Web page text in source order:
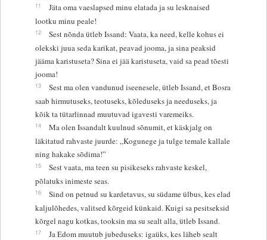
11
Jäta oma vaeslapsed minu elatada ja su lesknaised
lootku minu peale!
12
Sest nõnda ütleb Issand: Vaata, ka need, kelle kohus ei
olekski juua seda karikat, peavad jooma, ja sina peaksid
jääma karistuseta? Sina ei jää karistuseta, vaid sa pead tõesti
jooma!
13
Sest ma olen vandunud iseenesele, ütleb Issand, et Bosra
saab hirmutuseks, teotuseks, kõleduseks ja needuseks, ja
kõik ta tütarlinnad muutuvad igavesti varemeiks.
14
Ma olen Issandalt kuulnud sõnumit, et käskjalg on
läkitatud rahvaste juurde: „Kogunege ja tulge temale kallale
ning hakake sõdima!”
15
Sest vaata, ma teen su pisikeseks rahvaste keskel,
põlatuks inimeste seas.
16
Sind on petnud su kardetavus, su südame ülbus, kes elad
kaljulõhedes, valitsed kõrgeid künkaid. Kuigi sa pesitseksid
kõrgel nagu kotkas, tooksin ma su sealt alla, ütleb Issand.
17
Ja Edom muutub jubeduseks: igaüks, kes läheb sealt